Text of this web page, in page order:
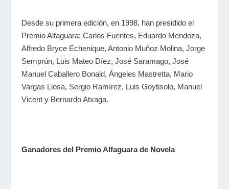
Desde su primera edición, en 1998, han presidido el
Premio Alfaguara:Carlos Fuentes, Eduardo Mendoza,
Alfredo Bryce Echenique,Antonio Muñoz Molina,Jorge
Semprún, Luis Mateo Díez,José Saramago,José
Manuel Caballero Bonald,Ángeles Mastretta, Mario
Vargas Llosa, Sergio Ramírez, Luis Goytisolo, Manuel
Vicent y Bernardo Atxaga.
Ganadores del Premio Alfaguara de Novela